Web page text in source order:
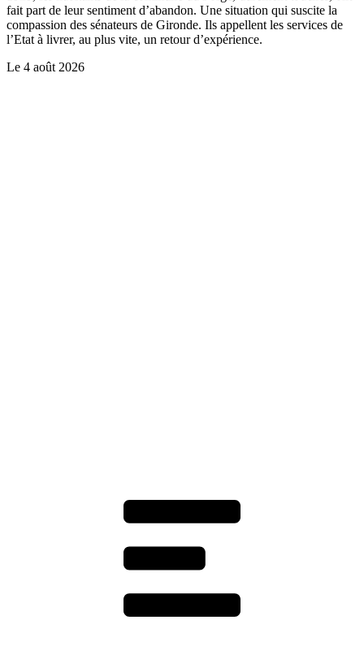
fait part de leur sentiment d’abandon. Une situation qui suscite la
compassion des sénateurs de Gironde. Ils appellent les services de
l’Etat à livrer, au plus vite, un retour d’expérience.
Le 4 août 2026